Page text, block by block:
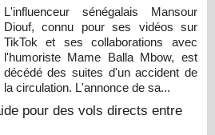
L'influenceur sénégalais Mansour
Diouf, connu pour ses vidéos sur
TikTok et ses collaborations avec
l'humoriste Mame Balla Mbow, est
décédé des suites d'un accident de
la circulation. L'annonce de sa...
pour des vols directs entre